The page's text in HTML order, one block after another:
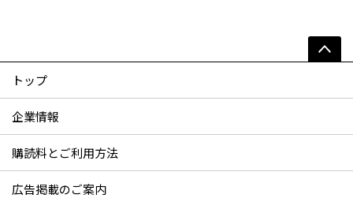
トップ
企業情報
購読料とご利用方法
広告掲載のご案内